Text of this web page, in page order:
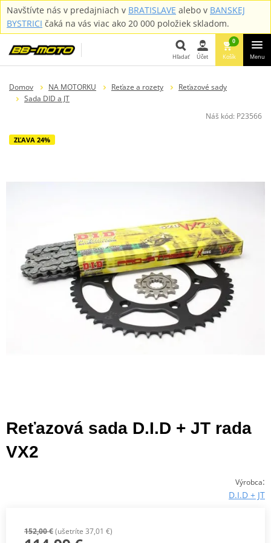
Navštívte nás v predajniach v BRATISLAVE alebo v BANSKEJ
BYSTRICI čaká na vás viac ako 20 000 položiek skladom.
Hľadať
Hľadať Účet
0
Košík Menu
Domov NA MOTORKU Reťaze a rozety
Reťazové sady
Sada DID a JT
Náš kód: P23566
ZĽAVA 24%
Reťazová sada D.I.D + JT rada
VX2
Výrobca:
D.I.D + JT
152,00 €(ušetríte 37,01 €)